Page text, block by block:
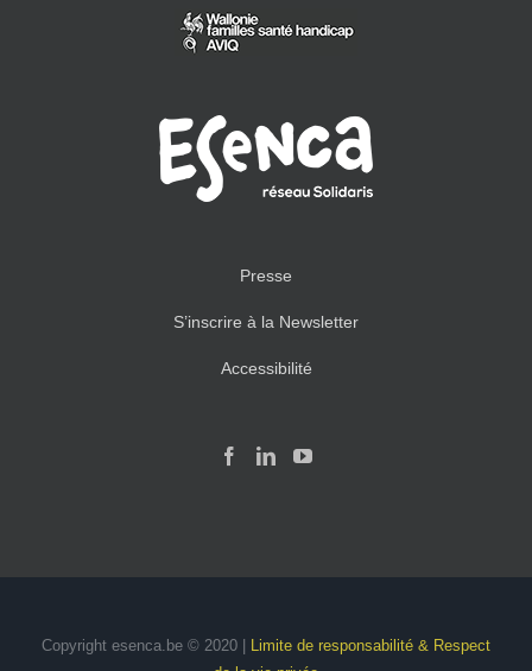
Presse
S’inscrire à la Newsletter
Accessibilité
Copyright esenca.be © 2020 |
Limite de responsabilité & Respect